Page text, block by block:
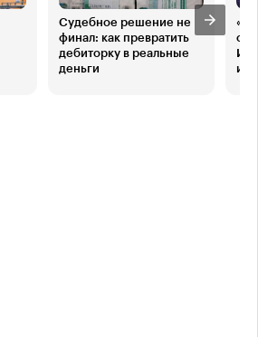
Судебное решение не
финал: как превратить
дебиторку в реальные
деньги